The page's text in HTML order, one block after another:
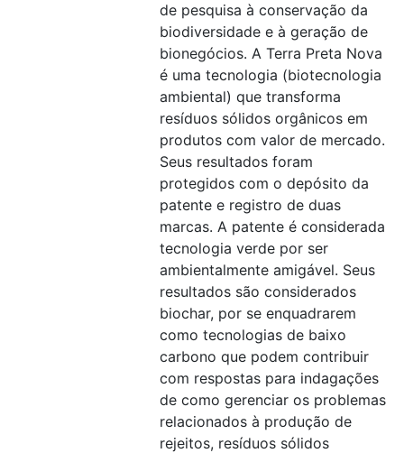
de pesquisa à conservação da
biodiversidade e à geração de
bionegócios. A Terra Preta Nova
é uma tecnologia (biotecnologia
ambiental) que transforma
resíduos sólidos orgânicos em
produtos com valor de mercado.
Seus resultados foram
protegidos com o depósito da
patente e registro de duas
marcas. A patente é considerada
tecnologia verde por ser
ambientalmente amigável. Seus
resultados são considerados
biochar, por se enquadrarem
como tecnologias de baixo
carbono que podem contribuir
com respostas para indagações
de como gerenciar os problemas
relacionados à produção de
rejeitos, resíduos sólidos